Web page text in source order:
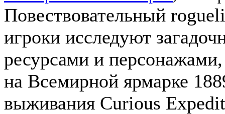
Повествовательный
игроки исследуют
ресурсами и
на Всемирной ярмарке
выживания Curious